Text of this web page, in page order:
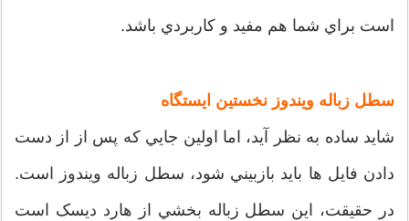
است براي شما هم مفيد و کاربردي باشد.
سطل زباله ويندوز نخستين ايستگاه
شايد ساده به نظر آيد، اما اولين جايي که پس از از دست
دادن فايل ها بايد بازبيني شود، سطل زباله ويندوز است.
در حقيقت، اين سطل زباله بخشي از هارد ديسک است